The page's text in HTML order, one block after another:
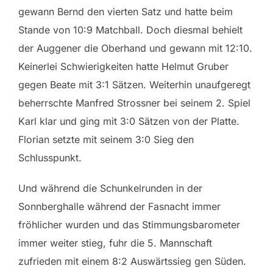
gewann Bernd den vierten Satz und hatte beim
Stande von 10:9 Matchball. Doch diesmal behielt
der Auggener die Oberhand und gewann mit 12:10.
Keinerlei Schwierigkeiten hatte Helmut Gruber
gegen Beate mit 3:1 Sätzen. Weiterhin unaufgeregt
beherrschte Manfred Strossner bei seinem 2. Spiel
Karl klar und ging mit 3:0 Sätzen von der Platte.
Florian setzte mit seinem 3:0 Sieg den
Schlusspunkt.
Und während die Schunkelrunden in der
Sonnberghalle während der Fasnacht immer
fröhlicher wurden und das Stimmungsbarometer
immer weiter stieg, fuhr die 5. Mannschaft
zufrieden mit einem 8:2 Auswärtssieg gen Süden.